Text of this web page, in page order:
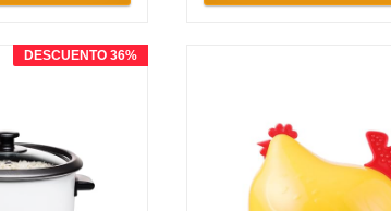
DESCUENTO 36%